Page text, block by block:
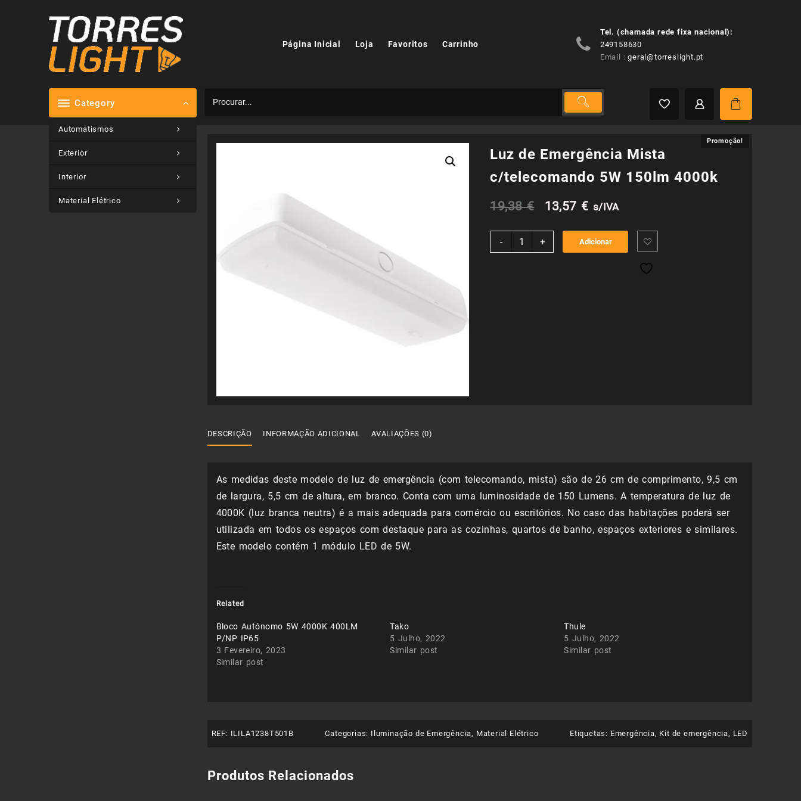
Página Inicial Loja Favoritos Carrinho
Tel. (chamada rede fixa nacional):
249158630
Email :geral@torreslight.pt
Category
Automatismos
Exterior
Interior
Material Elétrico
Promoção!
Luz de Emergência Mista
c/telecomando 5W 150lm 4000k
19,38€
O
preço
original
13,57 €O
preço
atual
s/IVA
-
Quantidade
+ Adicionar
Promoção!
DESCRIÇÃO INFORMAÇÃO ADICIONAL AVALIAÇÕES (0)
As medidas deste modelo de luz de emergência (com telecomando, mista) são de 26 cm de comprimento, 9,5 cm
de largura, 5,5 cm de altura, em branco. Conta com uma luminosidade de 150 Lumens. A temperatura de luz de
4000K (luz branca neutra) é a mais adequada para comércio ou escritórios. No caso das habitações poderá ser
utilizada em todos os espaços com destaque para as cozinhas, quartos de banho, espaços exteriores e similares.
Este modelo contém 1 módulo LED de 5W.
Related
Bloco Autónomo 5W 4000K 400LM
P/NP IP65
3 Fevereiro, 2023
Similar post
Tako
5 Julho, 2022
Similar post
Thule
5 Julho, 2022
Similar post
REF: ILILA1238T501B Categorias: Iluminação de Emergência, Material Elétrico Etiquetas: Emergência, Kit de emergência, LED
Produtos Relacionados